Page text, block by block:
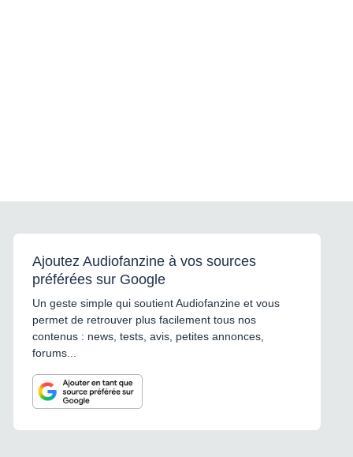
Ajoutez Audiofanzine à vos sources
préférées sur Google
Un geste simple qui soutient Audiofanzine et vous
permet de retrouver plus facilement tous nos
contenus : news, tests, avis, petites annonces,
forums...